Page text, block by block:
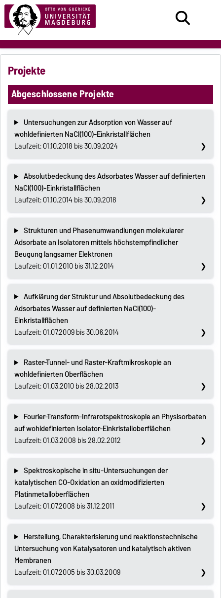
Projekte
Abgeschlossene Projekte
Untersuchungen zur Adsorption von Wasser auf
wohldefinierten NaCl(100)-Einkristallflächen
Laufzeit: 01.10.2018 bis 30.09.2024
Absolutbedeckung des Adsorbates Wasser auf definierten
NaCl(100)-Einkristallflächen
Laufzeit: 01.10.2014 bis 30.09.2018
Strukturen und Phasenumwandlungen molekularer
Adsorbate an Isolatoren mittels höchstempfindlicher
Beugung langsamer Elektronen
Laufzeit: 01.01.2010 bis 31.12.2014
Aufklärung der Struktur und Absolutbedeckung des
Adsorbates Wasser auf definierten NaCl(100)-
Einkristallflächen
Laufzeit: 01.07.2009 bis 30.06.2014
Raster-Tunnel- und Raster-Kraftmikroskopie an
wohldefinierten Oberflächen
Laufzeit: 01.03.2010 bis 28.02.2013
Fourier-Transform-Infrarotspektroskopie an Physisorbaten
auf wohldefinierten Isolator-Einkristalloberflächen
Laufzeit: 01.03.2008 bis 28.02.2012
Spektroskopische in situ-Untersuchungen der
katalytischen CO-Oxidation an oxidmodifizierten
Platinmetalloberflächen
Laufzeit: 01.07.2008 bis 31.12.2011
Herstellung, Charakterisierung und reaktionstechnische
Untersuchung von Katalysatoren und katalytisch aktiven
Membranen
Laufzeit: 01.07.2005 bis 30.03.2009